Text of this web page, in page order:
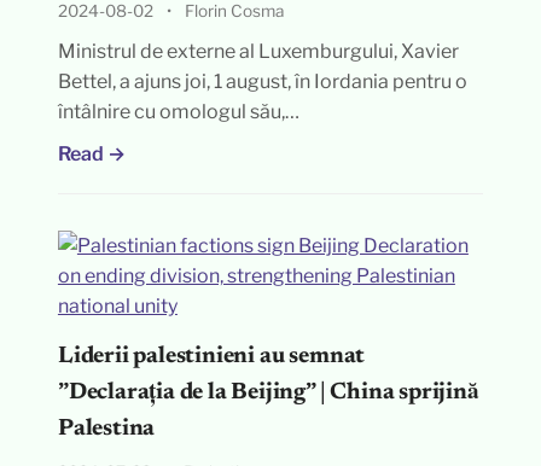
2024-08-02 • Florin Cosma
Ministrul de externe al Luxemburgului, Xavier
Bettel, a ajuns joi, 1 august, în Iordania pentru o
întâlnire cu omologul său,…
Read →
Liderii palestinieni au semnat
”Declarația de la Beijing” | China sprijină
Palestina